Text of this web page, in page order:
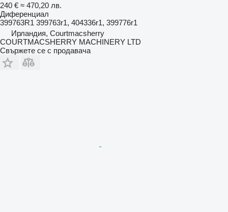
240 € ≈ 470,20 лв.
Диференциал
399763R1 399763r1, 404336r1, 399776r1
Ирландия, Courtmacsherry
COURTMACSHERRY MACHINERY LTD
Свържете се с продавача